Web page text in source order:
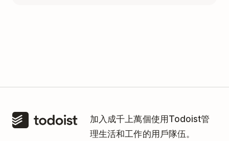
加入成千上萬個使用Todoist管
理生活和工作的用戶隊伍。